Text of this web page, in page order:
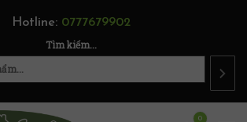
Hotline: 0777679902
Tìm kiếm...
0